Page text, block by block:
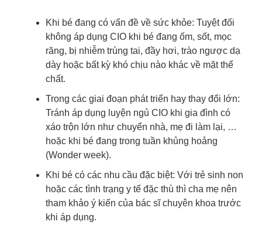
Khi bé đang có vấn đề về sức khỏe: Tuyệt đối
không áp dụng CIO khi bé đang ốm, sốt, mọc
răng, bị nhiễm trùng tai, đầy hơi, trào ngược dạ
dày hoặc bất kỳ khó chịu nào khác về mặt thể
chất.
Trong các giai đoạn phát triển hay thay đổi lớn:
Tránh áp dụng luyện ngủ CIO khi gia đình có
xáo trộn lớn như chuyển nhà, mẹ đi làm lại, …
hoặc khi bé đang trong tuần khủng hoảng
(Wonder week).
Khi bé có các nhu cầu đặc biệt: Với trẻ sinh non
hoặc các tình trạng y tế đặc thù thì cha mẹ nên
tham khảo ý kiến của bác sĩ chuyên khoa trước
khi áp dụng.